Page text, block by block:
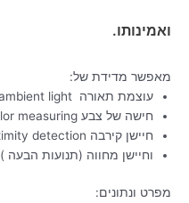
ואמינותו.
מאפשר מדידת של:
עוצמת תאורה ambient light
חישה של צבע color measuring
חיישן קירבה proximity detection
וחיישן מחווה (תנועות הבעה ) touchless gesture sensing
מפרט ונתונים: